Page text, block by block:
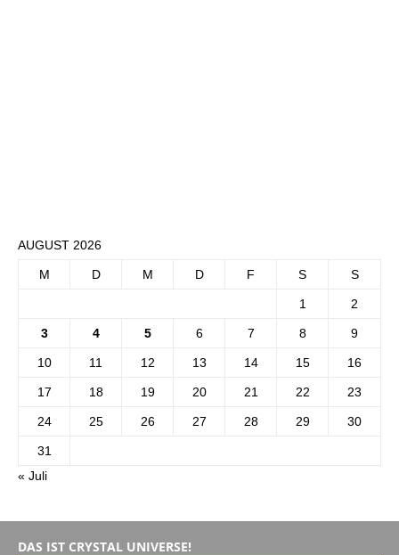
AUGUST 2026
M D M D F S S
1 2
3 4 5 6 7 8 9
10 11 12 13 14 15 16
17 18 19 20 21 22 23
24 25 26 27 28 29 30
31
« Juli
DAS IST CRYSTAL UNIVERSE!